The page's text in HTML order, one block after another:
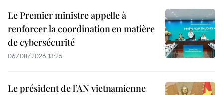
Le Premier ministre appelle à
renforcer la coordination en matière
de cybersécurité
06/08/2026 13:25
Le président de l’AN vietnamienne